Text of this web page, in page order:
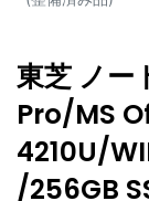
東芝 ノー
Pro/MS
4210U/
/256GB